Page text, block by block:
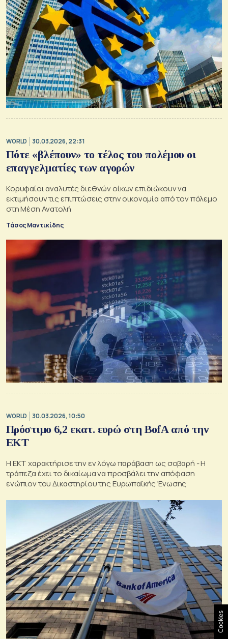
WORLD 30.03.2026, 22:31
Πότε «βλέπουν» το τέλος του πολέμου οι
επαγγελματίες των αγορών
Κορυφαίοι αναλυτές διεθνών οίκων επιδιώκουν να
εκτιμήσουν τις επιπτώσεις στην οικονομία από τον πόλεμο
στη Μέση Ανατολή
Τάσος Μαντικίδης
WORLD 30.03.2026, 10:50
Πρόστιμο 6,2 εκατ. ευρώ στη BofA από την
ΕΚΤ
Η ΕΚΤ χαρακτήρισε την εν λόγω παράβαση ως σοβαρή - Η
τράπεζα έχει το δικαίωμα να προσβάλει την απόφαση
ενώπιον του Δικαστηρίου της Ευρωπαϊκής Ένωσης
Cookies